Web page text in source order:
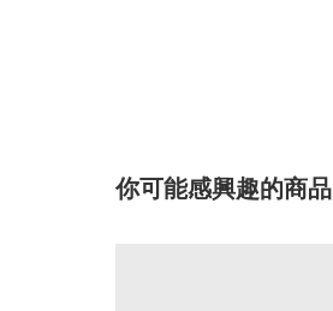
你可能感興趣的商品